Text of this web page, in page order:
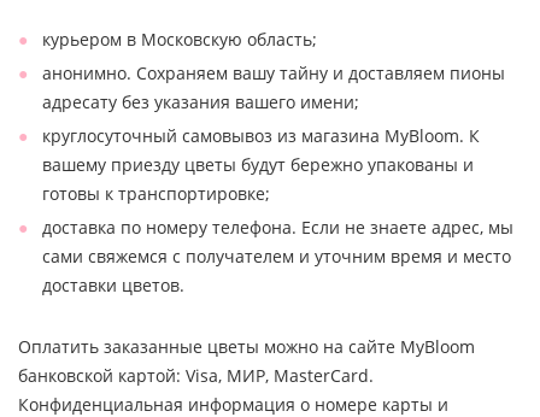
курьером в Московскую область;
анонимно. Сохраняем вашу тайну и доставляем пионы
адресату без указания вашего имени;
круглосуточный самовывоз из магазина MyBloom. К
вашему приезду цветы будут бережно упакованы и
готовы к транспортировке;
доставка по номеру телефона. Если не знаете адрес, мы
сами свяжемся с получателем и уточним время и место
доставки цветов.
Оплатить заказанные цветы можно на сайте MyBloom
банковской картой: Visa, МИР, MasterCard.
Конфиденциальная информация о номере карты и